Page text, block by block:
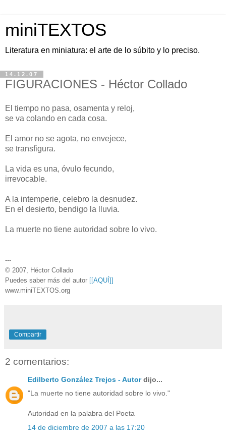
miniTEXTOS
Literatura en miniatura: el arte de lo súbito y lo preciso.
14.12.07
FIGURACIONES - Héctor Collado
El tiempo no pasa, osamenta y reloj,
se va colando en cada cosa.
El amor no se agota, no envejece,
se transfigura.
La vida es una, óvulo fecundo,
irrevocable.
A la intemperie, celebro la desnudez.
En el desierto, bendigo la lluvia.
La muerte no tiene autoridad sobre lo vivo.
---
© 2007, Héctor Collado
Puedes saber más del autor [[AQUÍ]]
www.miniTEXTOS.org
Compartir
2 comentarios:
Edilberto González Trejos - Autordijo...
"La muerte no tiene autoridad sobre lo vivo."
Autoridad en la palabra del Poeta
14 de diciembre de 2007 a las 17:20